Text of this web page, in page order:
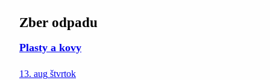
Zber odpadu
Plasty a kovy
13. aug štvrtok